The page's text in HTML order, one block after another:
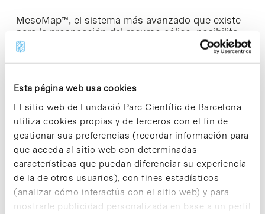
Esta página web usa cookies
El sitio web de Fundació Parc Científic de Barcelona
utiliza cookies propias y de terceros con el fin de
gestionar sus preferencias (recordar información para
que acceda al sitio web con determinadas
características que puedan diferenciar su experiencia
de la de otros usuarios), con fines estadísticos
(analizar cómo interactúa con el sitio web) y para
mostrarle publicidad personalizada en base a un perfil
MesoMap™, el sistema más avanzado que existe
para la prospección del recurso eólico, posibilita
además la simulación de casi todos los
fenómenos meteorológicos próximos de la
superficie que determinan el viento. Por ejemplo,
causadas por diferencias de temperaturas entre el
continente y el mar (brisas marinas y terrales), el
efecto de canalización entre montañas, el flujo de
aire frío de las montañas hacia las valles o la
cizalla vertical del viento debido al calentamiento
de la superficie terrestre, entre muchos otros
fenómenos. Des de su introducción, este sistema
se ha utilizado en más de 25 países de los cinco
continentes.